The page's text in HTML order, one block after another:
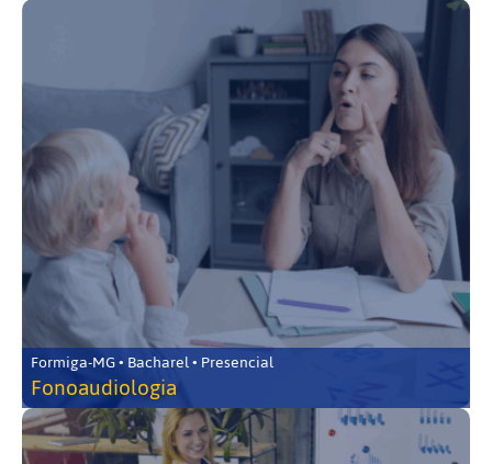
Formiga-MG • Bacharel • Presencial
Fonoaudiologia